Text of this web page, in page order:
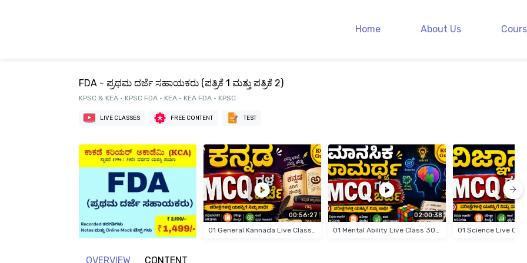
Home About Us
FDA - ಪ್ರಥಮ ದರ್ಜೆ ಸಹಾಯಕರು (ಪತ್ರಿಕೆ 1 ಮತ್ತು ಪತ್ರಿಕೆ 2)
KPSC & KEA • KPSC FDA • KEA • KEA FDA • KPSC
LIVE CLASSES FREE CONTENT TEST
01 General Kannada Live Classes 18-07-2026
00:56:27
01 Mental Ability Live Class 30-06-2026
02:00:38
OVERVIEW CONTENT